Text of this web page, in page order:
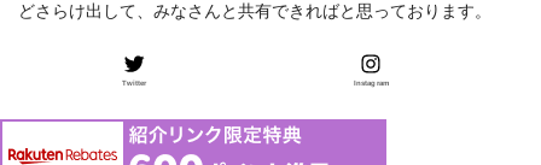
どさらけ出して、みなさんと共有できればと思っております。
Twitter Instagram